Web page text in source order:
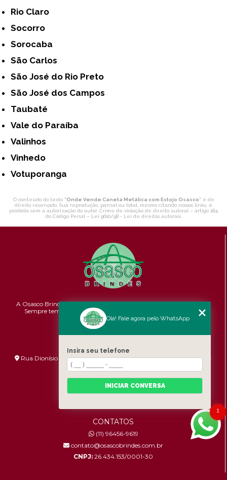
Rio Claro
Socorro
Sorocaba
São Carlos
São José do Rio Preto
São José dos Campos
Taubaté
Vale do Paraíba
Valinhos
Vinhedo
Votuporanga
O conteúdo do texto "Onde Vende Caneta Metálica com Estojo Osasco" é de
direito reservado. Sua reprodução, parcial ou total, mesmo citando nossos links, é
proibida sem a autorização do autor. Crime de violação de direito autoral – artigo 184
do Código Penal – Lei 9610/98 - Lei de direitos autorais.
A Osasco Brindes atende a todo o Brasil em brindes personalizados.
Sempre temos promoções e novidades,
Pontualidade,
Qualidade e Custo-benefício.
ENDEREÇO
Rua Dionísio Bizarro, 233 - Umuarama - São Paulo - SP - 06036-
060
HORÁRIO DE ATENDIMENTO
Segunda à Sexta: 8:30h às 17:00h
CONTATOS
(11) 96456-9619
contato@osascobrindes.com.br
CNPJ: 26.434.153/0001-30
1
Olá! Fale agora pelo WhatsApp
Insira seu telefone
INICIAR CONVERSA